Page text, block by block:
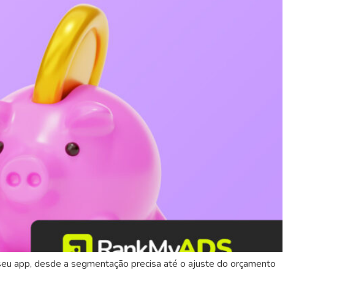
app, desde a segmentação precisa até o ajuste do orçamento